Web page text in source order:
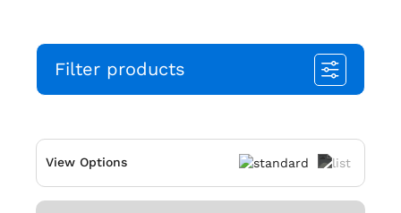
Filter products
View Options